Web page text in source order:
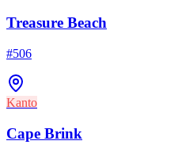
Treasure Beach
#506
Kanto
Cape Brink